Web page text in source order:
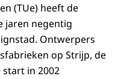
(TUe) heeft de
jaren negentig
Ontwerpers
op Strijp, de
start in 2002